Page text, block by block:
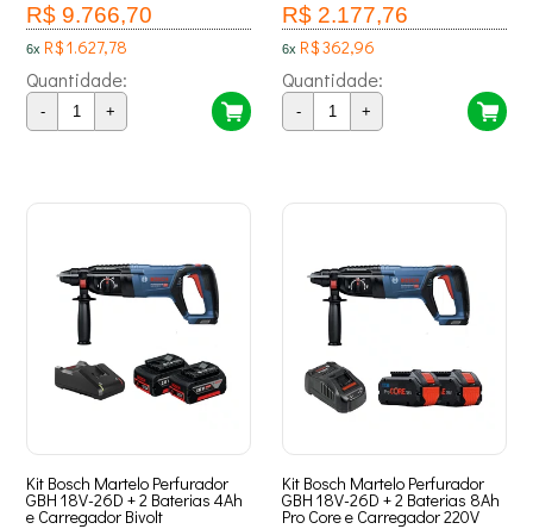
R$ 9.766,70
6x R$ 1.627,78
Quantidade:
- +
R$ 2.177,76
6x R$ 362,96
Quantidade:
- +
Kit Bosch Martelo Perfurador
GBH 18V-26D + 2 Baterias 4Ah
e Carregador Bivolt
Kit Bosch Martelo Perfurador
GBH 18V-26D + 2 Baterias 8Ah
Pro Core e Carregador 220V